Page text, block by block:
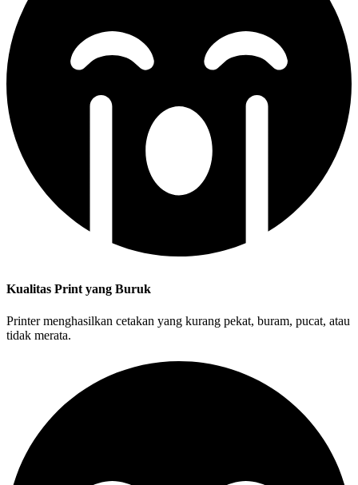
Kualitas Print yang Buruk
Printer menghasilkan cetakan yang kurang pekat, buram, pucat, atau
tidak merata.